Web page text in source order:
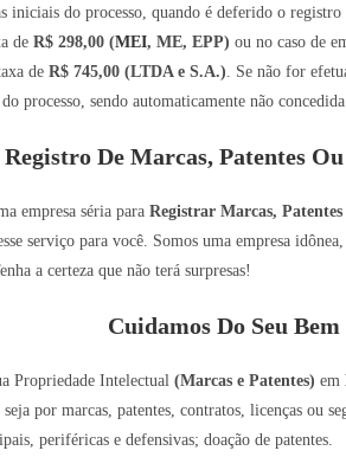
iniciais do processo, quando é deferido o
de R$ 298,00 (MEI, ME, EPP) ou no caso de
de R$ 745,00 (LTDA e S.A.) . Se não for
processo, sendo automaticamente não
Registro De Marcas, Patentes
empresa séria para Registrar Marcas,
serviço para você. Somos uma empresa
a certeza que não terá surpresas!
Cuidamos Do Seu
Propriedade Intelectual (Marcas e Patentes) em
por marcas, patentes, contratos, licenças ou
periféricas e defensivas; doação de patentes.